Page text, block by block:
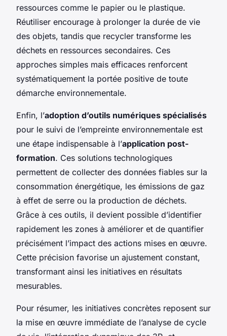
ressources comme le papier ou le plastique.
Réutiliser encourage à prolonger la durée de vie
des objets, tandis que recycler transforme les
déchets en ressources secondaires. Ces
approches simples mais efficaces renforcent
systématiquement la portée positive de toute
démarche environnementale.
Enfin, l’adoption d’outils numériques spécialisés
pour le suivi de l’empreinte environnementale est
une étape indispensable à l’application post-
formation. Ces solutions technologiques
permettent de collecter des données fiables sur la
consommation énergétique, les émissions de gaz
à effet de serre ou la production de déchets.
Grâce à ces outils, il devient possible d’identifier
rapidement les zones à améliorer et de quantifier
précisément l’impact des actions mises en œuvre.
Cette précision favorise un ajustement constant,
transformant ainsi les initiatives en résultats
mesurables.
Pour résumer, les initiatives concrètes reposent sur
la mise en œuvre immédiate de l’analyse de cycle